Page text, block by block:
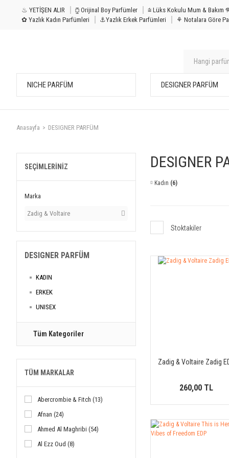
♨ YETİŞEN ALIR ⧮ Orijinal Boy Parfümler ⩭ Lüks
✿ Yazlık Kadın Parfümleri
⚓Yazlık Erkek Parfümleri ⚘ Notalara Göre
NICHE PARFÜM DESIGNER PARFÜM
Anasayfa DESIGNER PARFÜM
SEÇIMLERINIZ
Marka
Zadig & Voltaire
DESIGNER PARFÜM
KADIN
ERKEK
UNISEX
Tüm Kategoriler
TÜM MARKALAR
Abercrombie & Fitch (13)
Afnan (24)
Ahmed Al Maghribi (54)
Al Ezz Oud (8)
DESIGNER
Kadın (6)
Stoktakiler
Zadig & Voltaire Zadig
260,00 TL